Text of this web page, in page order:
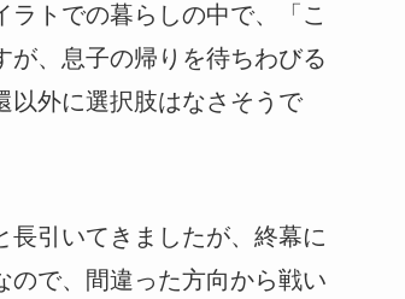
トでの暮らしの中で、「こ
、息子の帰りを待ちわびる
以外に選択肢はなさそうで
引いてきましたが、終幕に
ので、間違った方向から戦い